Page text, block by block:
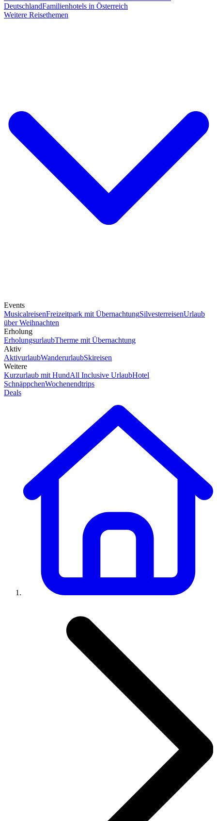
DeutschlandFamilienhotels in Österreich
Weitere Reisethemen
Events
MusicalreisenFreizeitpark mit ÜbernachtungSilvesterreisenUrlaub
über Weihnachten
Erholung
ErholungsurlaubTherme mit Übernachtung
Aktiv
AktivurlaubWanderurlaubSkireisen
Weitere
Kurzurlaub mit HundAll Inclusive UrlaubHotel
SchnäppchenWochenendtrips
Deals